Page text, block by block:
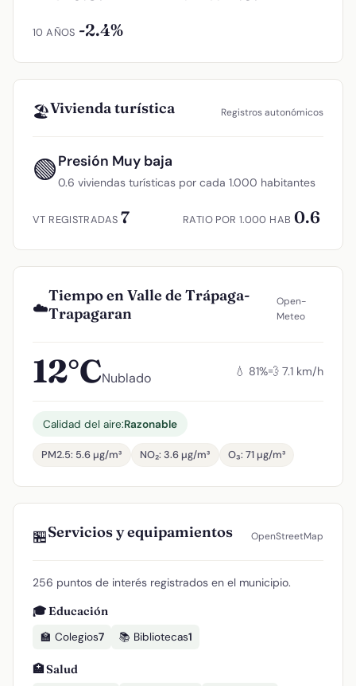
10 AÑOS -2.4%
🏖️Vivienda turística Registros autonómicos
🟢Presión Muy baja
0.6 viviendas turísticas por cada 1.000 habitantes
VT REGISTRADAS 7 RATIO POR 1.000 HAB 0.6
☁️
Tiempo en Valle de Trápaga-
Trapagaran
Open-
Meteo
12°CNublado 💧 81%💨 7.1 km/h
Calidad del aire:Razonable
PM2.5: 5.6 µg/m³ NO₂: 3.6 µg/m³ O₃: 71 µg/m³
🏪Servicios y equipamientos OpenStreetMap
256 puntos de interés registrados en el municipio.
🎓 Educación
🏫 Colegios7 📚 Bibliotecas1
🏥 Salud